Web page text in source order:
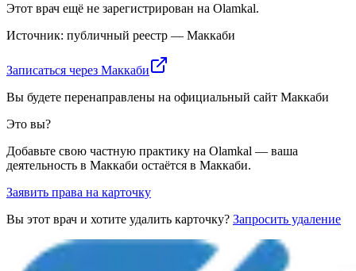
Этот врач ещё не зарегистрирован на Olamkal.
Источник: публичный реестр — Маккаби
Записаться через Маккаби
Вы будете перенаправлены на официальный сайт Маккаби
Это вы?
Добавьте свою частную практику на Olamkal — ваша
деятельность в Маккаби остаётся в Маккаби.
Заявить права на карточку
Вы этот врач и хотите удалить карточку? Запросить удаление